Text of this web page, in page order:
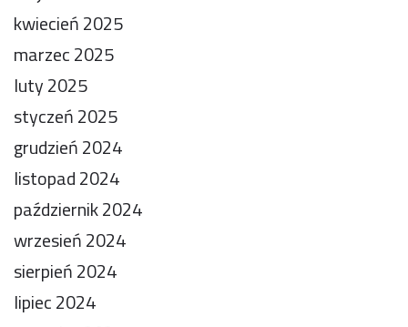
kwiecień 2025
marzec 2025
luty 2025
styczeń 2025
grudzień 2024
listopad 2024
październik 2024
wrzesień 2024
sierpień 2024
lipiec 2024